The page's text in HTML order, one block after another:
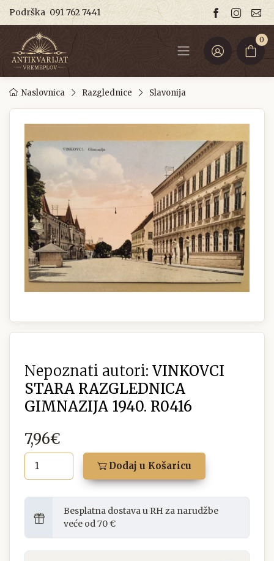
Podrška 091 762 7441
0
Naslovnica Razglednice Slavonija
Nepoznati autori: VINKOVCI
STARA RAZGLEDNICA
GIMNAZIJA 1940. R0416
7,96€
Dodaj u Košaricu
Besplatna dostava u RH za narudžbe
veće od 70 €